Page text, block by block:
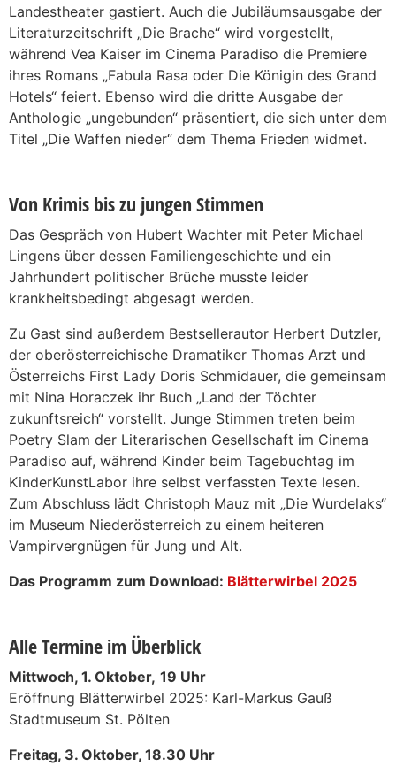
Landestheater gastiert. Auch die Jubiläumsausgabe der
Literaturzeitschrift „Die Brache“ wird vorgestellt,
während Vea Kaiser im Cinema Paradiso die Premiere
ihres Romans „Fabula Rasa oder Die Königin des Grand
Hotels“ feiert. Ebenso wird die dritte Ausgabe der
Anthologie „ungebunden“ präsentiert, die sich unter dem
Titel „Die Waffen nieder“ dem Thema Frieden widmet.
Von Krimis bis zu jungen Stimmen
Das Gespräch von Hubert Wachter mit Peter Michael
Lingens über dessen Familiengeschichte und ein
Jahrhundert politischer Brüche musste leider
krankheitsbedingt abgesagt werden.
Zu Gast sind außerdem Bestsellerautor Herbert Dutzler,
der oberösterreichische Dramatiker Thomas Arzt und
Österreichs First Lady Doris Schmidauer, die gemeinsam
mit Nina Horaczek ihr Buch „Land der Töchter
zukunftsreich“ vorstellt. Junge Stimmen treten beim
Poetry Slam der Literarischen Gesellschaft im Cinema
Paradiso auf, während Kinder beim Tagebuchtag im
KinderKunstLabor ihre selbst verfassten Texte lesen.
Zum Abschluss lädt Christoph Mauz mit „Die Wurdelaks“
im Museum Niederösterreich zu einem heiteren
Vampirvergnügen für Jung und Alt.
Das Programm zum Download: Blätterwirbel 2025
Alle Termine im Überblick
Mittwoch, 1. Oktober, 19 Uhr
Eröffnung Blätterwirbel 2025: Karl-Markus Gauß
Stadtmuseum St. Pölten
Freitag, 3. Oktober, 18.30 Uhr